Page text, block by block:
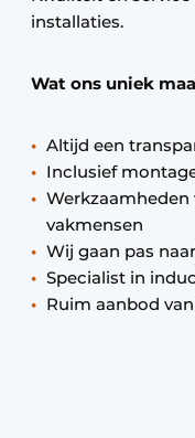
installaties.
Wat ons uniek
Altijd een
Inclusief
vakmensen
Wij gaan pas
Specialist in
Ruim aanbod